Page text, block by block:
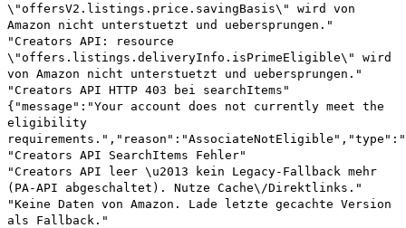
\"offersV2.listings.price.savingBasis\" wird von
Amazon nicht unterstuetzt und uebersprungen."
"Creators API: resource
\"offers.listings.deliveryInfo.isPrimeEligible\" wird
von Amazon nicht unterstuetzt und uebersprungen."
"Creators API HTTP 403 bei searchItems"
{"message":"Your account does not currently meet the
eligibility
"Creators API SearchItems Fehler"
"Creators API leer \u2013 kein Legacy-Fallback mehr
(PA-API abgeschaltet). Nutze Cache\/Direktlinks."
"Keine Daten von Amazon. Lade letzte gecachte Version
als Fallback."